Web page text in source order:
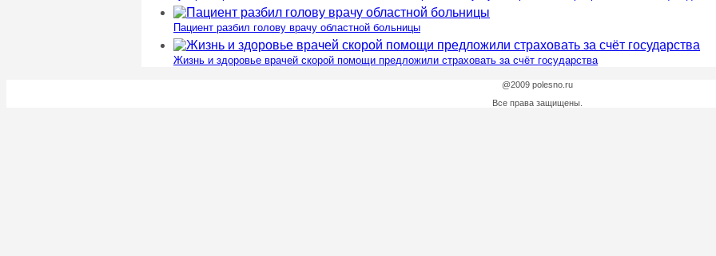
Пациент разбил голову врачу областной больницы
Жизнь и здоровье врачей скорой помощи предложили страховать за счёт государства
@2009 polesno.ru
Все права защищены.